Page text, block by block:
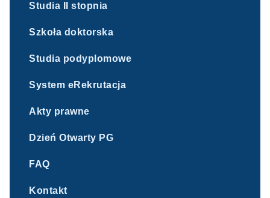
Studia II stopnia
Szkoła doktorska
Studia podyplomowe
System eRekrutacja
Akty prawne
Dzień Otwarty PG
FAQ
Kontakt